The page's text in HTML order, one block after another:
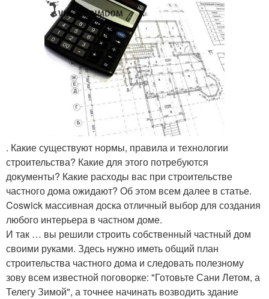
. Какие существуют нормы, правила и технологии
строительства? Какие для этого потребуются
документы? Какие расходы вас при строительстве
частного дома ожидают? Об этом всем далее в статье.
Coswick массивная доска отличный выбор для создания
любого интерьера в частном доме.
И так … вы решили строить собственный частный дом
своими руками. Здесь нужно иметь общий план
строительства частного дома и следовать полезному
зову всем известной поговорке: "Готовьте Сани Летом, а
Телегу Зимой", а точнее начинать возводить здание